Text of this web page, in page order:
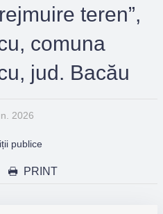
teren”,
comuna
jud. Bacău
2026
publice
PRINT